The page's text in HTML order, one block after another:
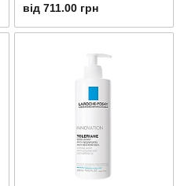
від 711.00 грн